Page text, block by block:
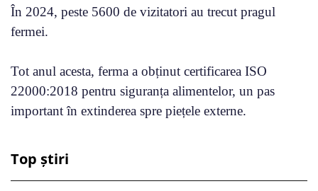
În 2024, peste 5600 de vizitatori au trecut pragul
fermei.
Tot anul acesta, ferma a obținut certificarea ISO
22000:2018 pentru siguranța alimentelor, un pas
important în extinderea spre piețele externe.
Top știri